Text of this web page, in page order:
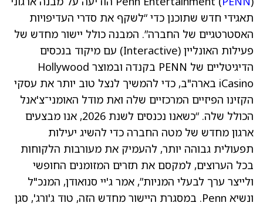
תאגידי חדש שתוכנן כדי “לשקף את סדרי העדיפויות
האסטרטגיים של החברה”. המבנה כולל יישור מחדש של
פעילות האונליין (Interactive) עם מיקוד בנכסים
הדיגיטליים של PENN בקנדה ובמוצר Hollywood
iCasino בארה"ב, כדי להמשיך לנצל טוב יותר את עסקי
הקזינו הפיזיים המרכזיים שלה ואת מודל האומני־צ'אנל
הכולל שלה. “כשאנו נכנסים לשנת 2026, אנו מבצעים
ארגון מחדש של מטה החברה כדי להשיג יעילות
תפעולית גבוהה יותר, להעמיק את מעורבות הלקוחות
בכל הערוצים, למקסם את תזרים המזומנים החופשי
ולייצר ערך לבעלי המניות”, אמר ג'יי סנואודן, המנכ"ל
ונשיא Penn. במסגרת היישור מחדש הזה, טוד ג'ורג', סגן